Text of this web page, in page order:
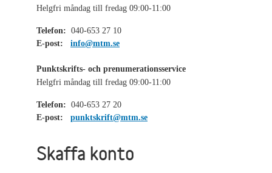
Helgfri måndag till fredag 09:00-11:00
Telefon: 040-653 27 10
E-post:
info@mtm.se
Punktskrifts- och prenumerationsservice
Helgfri måndag till fredag 09:00-11:00
Telefon: 040-653 27 20
E-post:
punktskrift@mtm.se
Skaffa konto